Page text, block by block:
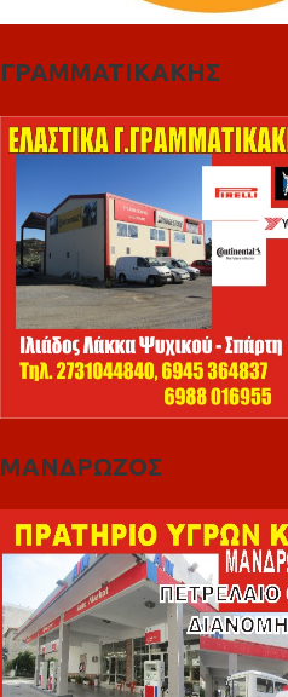
ΓΡΑΜΜΑΤΙΚΑΚΗΣ
ΜΑΝΔΡΩΖΟΣ